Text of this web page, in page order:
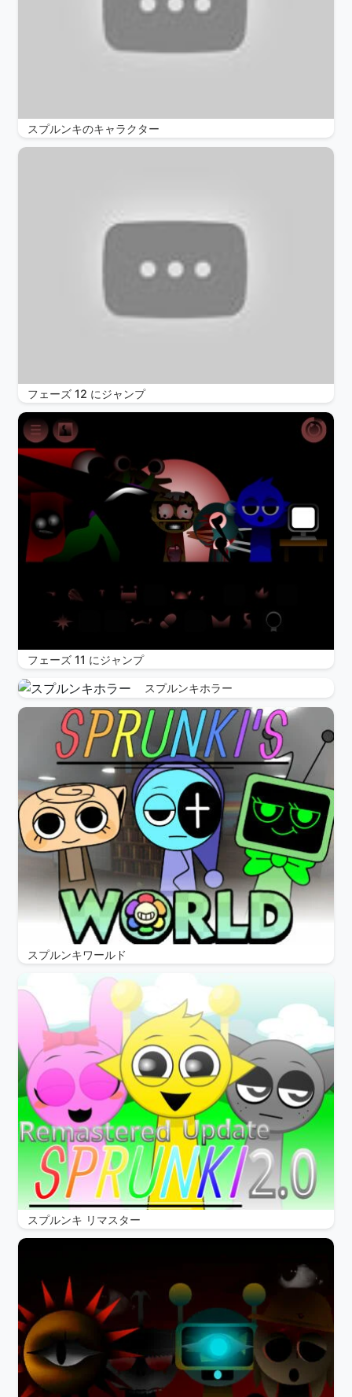
スプルンキのキャラクター
フェーズ 12 にジャンプ
フェーズ 11 にジャンプ
スプルンキホラー
スプルンキワールド
スプルンキ リマスター